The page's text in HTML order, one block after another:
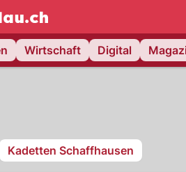
NAU.ch
Wirtschaft Digital
Kadetten Schaffhausen